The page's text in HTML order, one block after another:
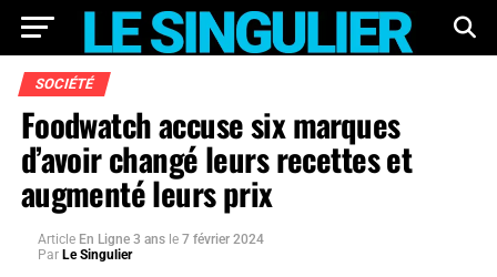
SOCIÉTÉ
Foodwatch accuse six marques
d’avoir changé leurs recettes et
augmenté leurs prix
Article En Ligne 3 ans le 7 février 2024
Par Le Singulier